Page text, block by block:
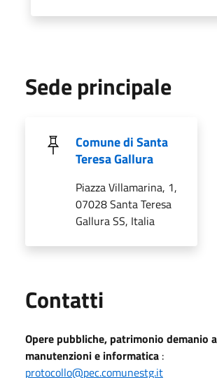
Sede principale
Comune di Santa
Teresa Gallura
Piazza Villamarina, 1,
07028 Santa Teresa
Gallura SS, Italia
Contatti
Opere pubbliche, patrimonio demanio
manutenzioni e informatica :
protocollo@pec.comunestg.it